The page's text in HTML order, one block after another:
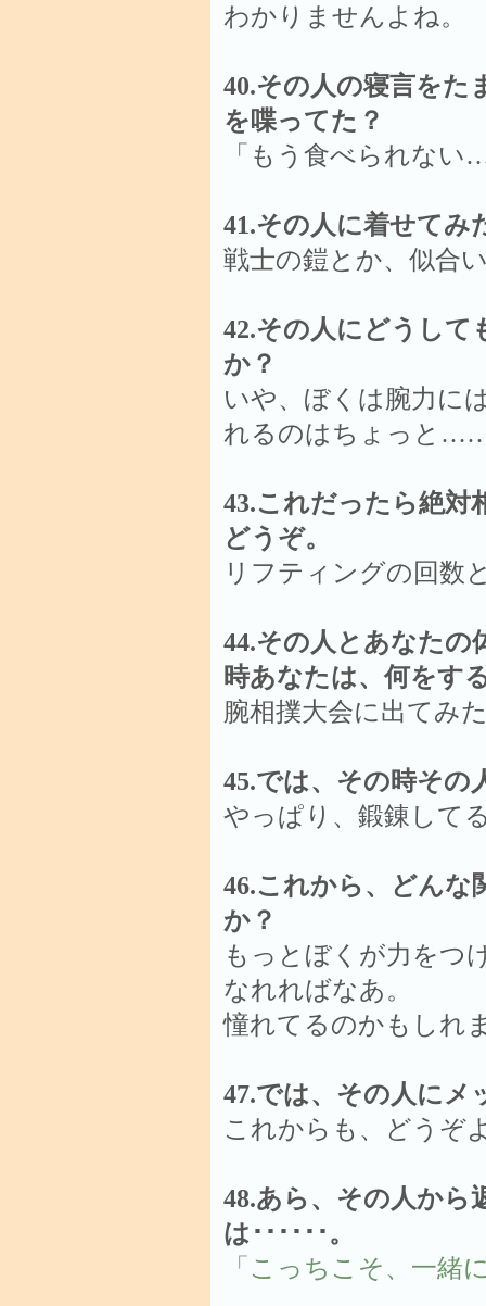
わかりませんよね。
40.その人の寝言を
を喋ってた？
「もう食べられな
41.その人に着せてみ
戦士の鎧とか、似合
42.その人にどうして
か？
いや、ぼくは腕力に
れるのはちょっと
43.これだったら絶対
どうぞ。
リフティングの回数
44.その人とあなた
時あなたは、何をす
腕相撲大会に出てみ
45.では、その時その
やっぱり、鍛錬して
46.これから、どんな
か？
もっとぼくが力をつ
なれればなあ。
憧れてるのかもしれ
47.では、その人にメ
これからも、どうぞ
48.あら、その人から
は･･････。
「こっちこそ、一緒